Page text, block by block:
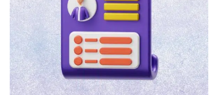
AGENDA
INTERVIEW
VIDEO